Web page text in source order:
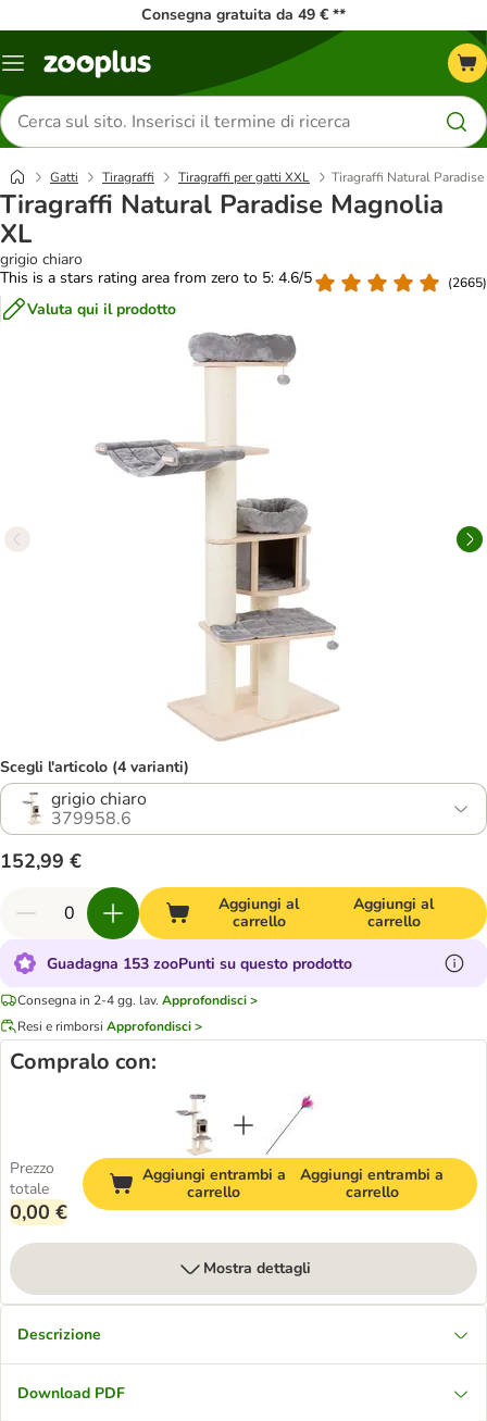
Consegna gratuita da 49 € **
Overview
Cerca
prodotti
Gatti Tiragraffi Tiragraffi per gatti XXL Tiragraffi Natural
Tiragraffi Natural Paradise Magnolia
XL
grigio chiaro
This is a stars rating area from zero to 5: 4.6/5
(2665)
Valuta qui il prodotto
Scegli l'articolo (4 varianti)
grigio chiaro
379958.6
152,99 €
Aggiungi al
carrello
Aggiungi al
carrello
Guadagna 153 zooPunti su questo prodotto
Consegna in 2-4 gg. lav. Approfondisci >
Resi e rimborsi Approfondisci >
Compralo con:
Prezzo
totale
0,00 €
Aggiungi entrambi a
carrello
Aggiungi entrambi a
carrello
Mostra dettagli
Descrizione
Download PDF